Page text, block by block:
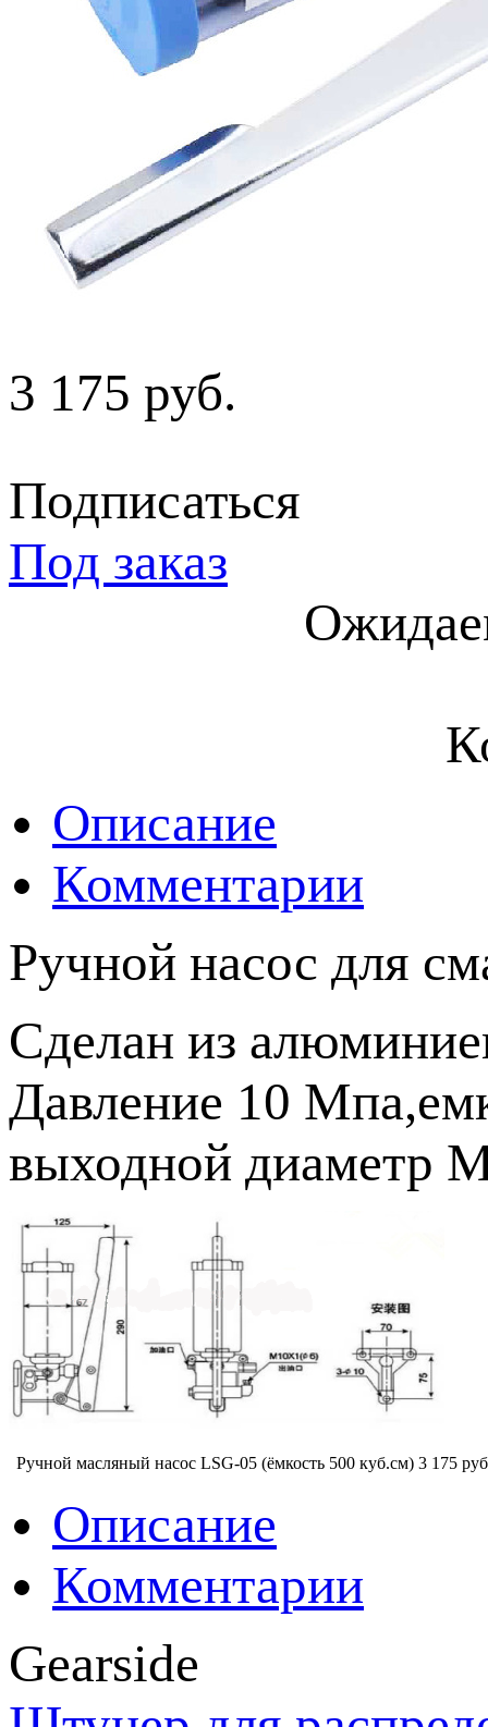
3 175 руб.
Подписаться
Под заказ
Описание
Комментарии
Ручной насос для
Сделан из
Давление 10
выходной диаметр
Ручной масляный насос LSG-05 (ёмкость 500 куб.см) 3 175
Описание
Комментарии
Gearside